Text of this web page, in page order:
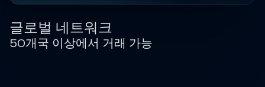
글로벌 네트워크
50개국 이상에서 거래 가능